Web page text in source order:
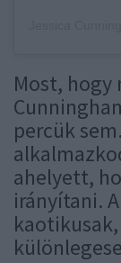
Most, hogy
percük
ahelyett,
irányítani.